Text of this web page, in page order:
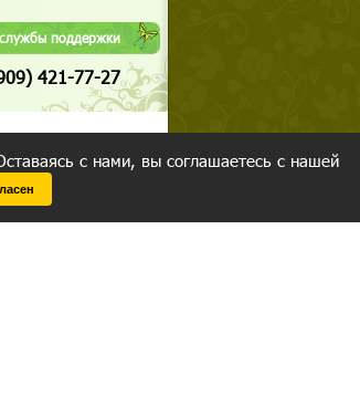
поддержки
421-77-27
с нами, вы соглашаетесь с нашей